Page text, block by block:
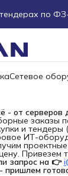
по
наладочные
в
Сетевое
- от серверов
заказы
и
ИТ-
Привезем
запрос на 👉
пришлем